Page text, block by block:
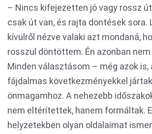
– Nincs kifejezetten jó vagy rossz
csak út van, és rajta döntések sora.
kívülről nézve valaki azt mondaná,
rosszul döntöttem. Én azonban
Minden választásom – még azok is,
fájdalmas következményekkel
önmagamhoz. A nehezebb
nem eltérítettek, hanem formáltak.
helyzetekben olyan oldalaimat